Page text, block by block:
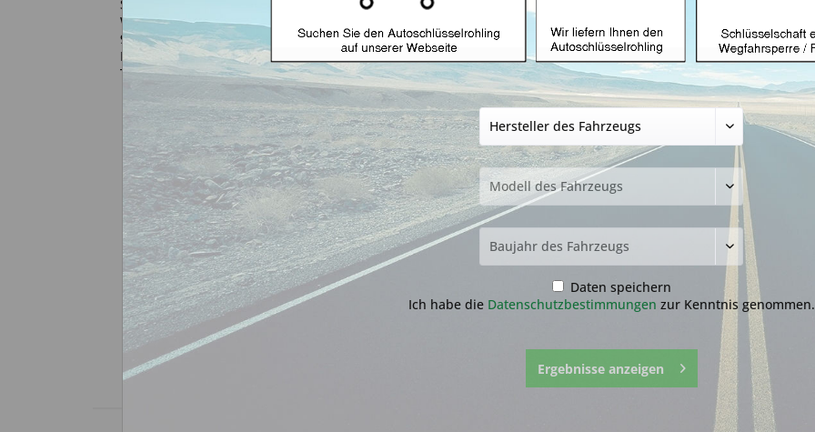
Schlüsseldienst Zimmermann
Winterhäuser Str. 95A
97084 Würzburg
Deutschland
Tel.: 093164770
Jetzt kontaktieren!
Unsere Leistungen
Daten speichern
Ich habe die Datenschutzbestimmungen zur Kenntnis genommen.
Ergebnisse anzeigen